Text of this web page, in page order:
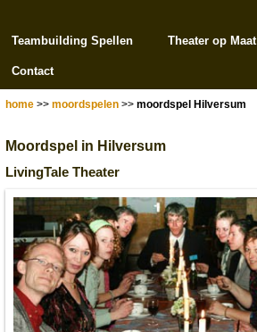
Teambuilding Spellen Theater op Maat
Contact
home >> moordspelen >> moordspel Hilversum
Moordspel in Hilversum
LivingTale Theater